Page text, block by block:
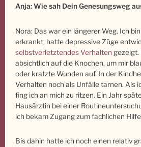
Anja: Wie sah Dein Genesungsweg
Nora: Das war ein längerer Weg. Ich
erkrankt, hatte depressive Züge
selbstverletztendes Verhalten gezeigt.
absichtlich auf die Knochen, um mir
oder kratzte Wunden auf. In der
Verhalten noch als Unfälle tarnen. Als
fing ich an mich zu ritzen. Ein Jahr
Hausärztin bei einer
ich bekam Zugang zum fachlichen
Bis dahin hatte ich noch einen relativ